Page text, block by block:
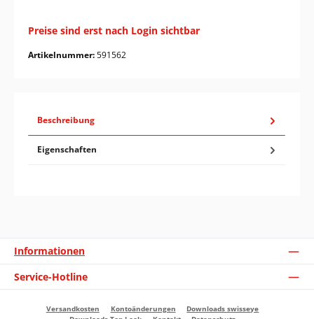
Preise sind erst nach Login sichtbar
Artikelnummer:591562
Beschreibung
Eigenschaften
Informationen
Service-Hotline
Versandkosten Kontoänderungen
Downloads swisseye